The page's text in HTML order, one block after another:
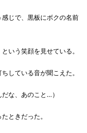
じで、黒板にボクの名前
いう笑顔を見せている。
している音が聞こえた。
な、あのこと…）
ときだった。